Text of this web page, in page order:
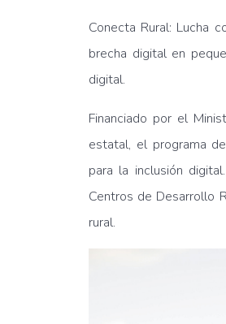
Conecta Rural: Lucha
brecha digital en
digital.
Financiado por el
estatal, el programa
para la inclusión
Centros de Desarrollo
rural.